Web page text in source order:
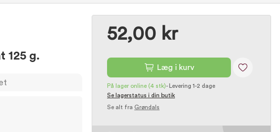
52,00 kr
Læg i kurv
På lager online (4 stk)-
Levering 1-2 dage
Se lagerstatus i din butik
Se alt fra Grøndals
125 g.